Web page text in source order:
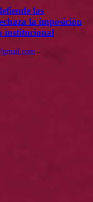
las
la imposición
institucional
-